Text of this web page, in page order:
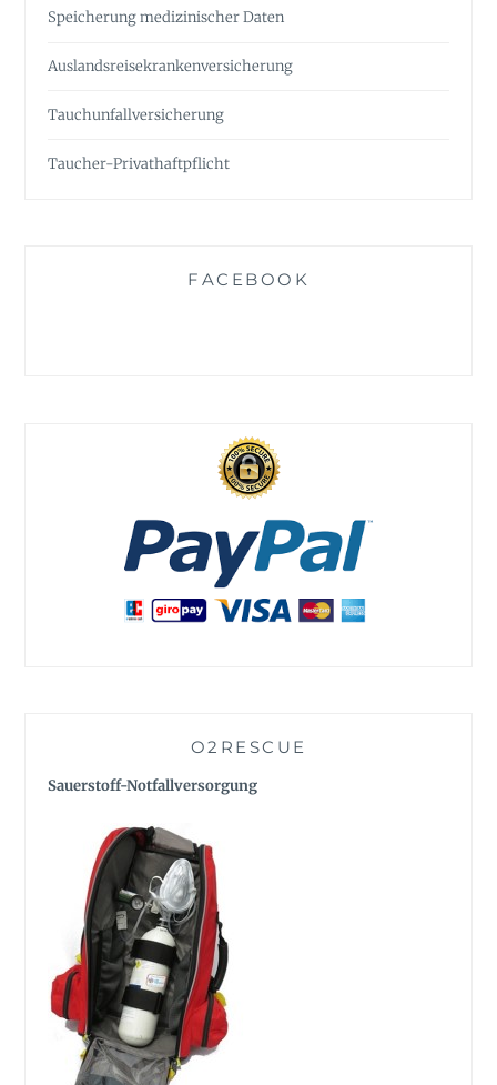
Speicherung medizinischer Daten
Auslandsreise­krankenversicherung
Tauchunfall­versicherung
Taucher-Privathaftpflicht
FACEBOOK
O2RESCUE
Sauerstoff-Notfallversorgung